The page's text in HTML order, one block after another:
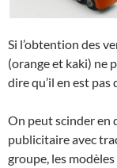
Si l’obtention des
(orange et kaki) ne
dire qu’il en est
On peut scinder en
publicitaire avec
groupe, les